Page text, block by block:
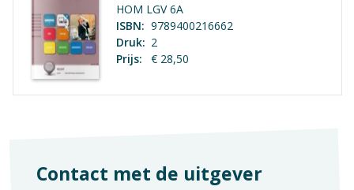
HOM LGV 6A
ISBN: 9789400216662
Druk: 2
Prijs:
€ 28,50
Contact met de uitgever